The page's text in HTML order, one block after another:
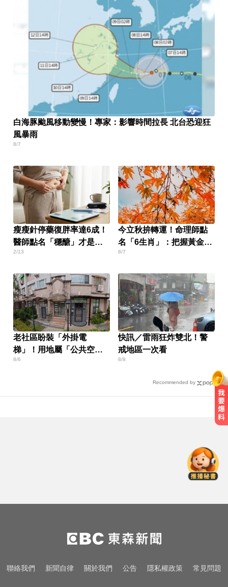
白海豚颱風移動變慢！專家：影響時間拉長 北台恐迎狂
風暴雨
8/7
瘦瘦針停藥復胖率達6成！
醫師點名「穩醣」才是根
本關鍵
2/13
今立秋拚轉運！命理師點
名「6生肖」：把握黃金7
天
8/7
老社區盼裝「外掛電
梯」！用地屬「公共空
間」卡關
8/6
快訊／雷雨狂炸雙北！警
戒地區一次看
8/8
Recommended by
中毒關鍵
姜厚任小24歲女友「3碩1博」造
假？ 台大回應了
奧運、世界盃「性招待裁判」 南韓
聯絡我們 新聞自律 關於我們 公告 隱私權政策 常見問題